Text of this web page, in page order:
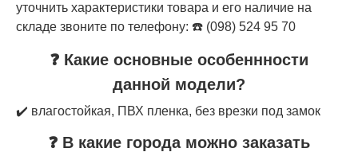
уточнить характеристики товара и его наличие на
складе звоните по телефону: ☎️ (098) 524 95 70
❓ Какие основные особеннности
данной модели?
✔️ влагостойкая, ПВХ пленка, без врезки под замок
❓ В какие города можно заказать